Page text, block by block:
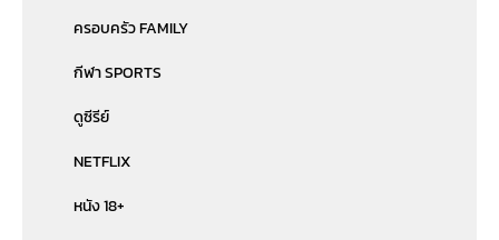
ครอบครัว FAMILY
กีฬา SPORTS
ดูซีรีย์
NETFLIX
หนัง 18+